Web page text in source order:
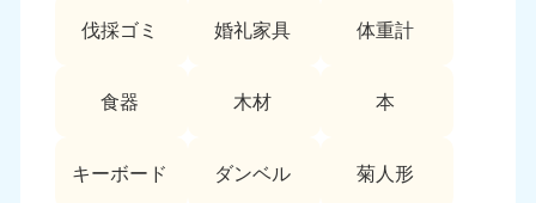
伐採ゴミ 婚礼家具 体重計
食器 木材 本
キーボード ダンベル 菊人形
静岡県 長野県
050-1881-5258
9:00〜19:00 年中無休
050-1881-5261
9:00〜19:00 年中無休